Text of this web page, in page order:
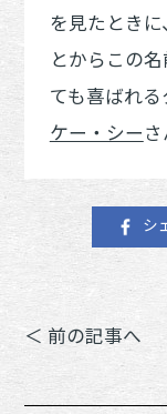
を見たとき
とからこの
ても喜ばれ
ケー・シー
シ
＜ 前の記事へ